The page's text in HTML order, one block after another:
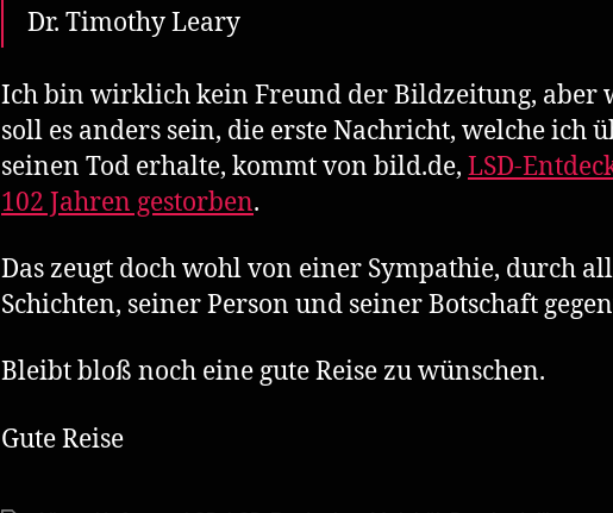
Dr. Timothy Leary
Ich bin wirklich kein Freund der Bildzeitung, aber
soll es anders sein, die erste Nachricht, welche ich
seinen Tod erhalte, kommt von bild.de, LSD-
102 Jahren gestorben.
Das zeugt doch wohl von einer Sympathie, durch
Schichten, seiner Person und seiner Botschaft
Bleibt bloß noch eine gute Reise zu wünschen.
Gute Reise